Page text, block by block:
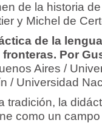
de la historia
y Michel de
de la
Por
Aires /
/ Universidad
tradición, la
como un